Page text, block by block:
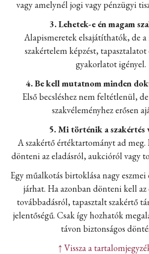
vagy amelynél jogi vagy pénzügyi
3. Lehetek-e én magam
Alapismeretek elsajátíthatók, de
szakértelem képzést, tapasztalatot
gyakorlatot igényel.
4. Be kell mutatnom minden
Első becsléshez nem feltétlenül,
szakvéleményhez erősen
5. Mi történik a szakértés
A szakértő értéktartományt ad meg.
dönteni az eladásról, aukcióról vagy
Egy műalkotás birtoklása nagy eszmei
járhat. Ha azonban dönteni kell az
továbbadásról, tapasztalt szakértő
jelentőségű. Csak így hozhatók
távon biztonságos
↑ Vissza a